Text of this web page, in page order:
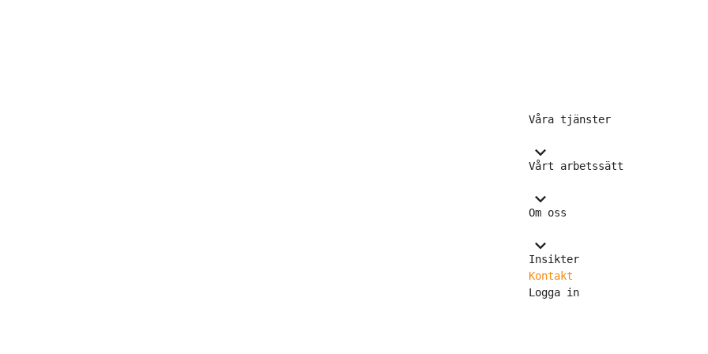
Våra tjänster
Vårt arbetssätt
Om oss
Insikter
Kontakt
Logga in